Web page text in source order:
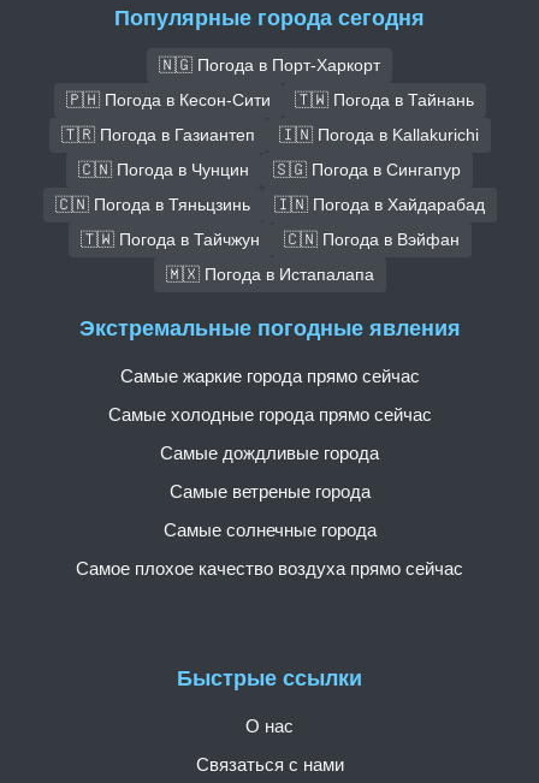
Популярные города сегодня
🇳🇬 Погода в Порт-Харкорт
🇵🇭 Погода в Кесон-Сити
🇹🇼 Погода в Тайнань
🇹🇷 Погода в Газиантеп
🇮🇳 Погода в Kallakurichi
🇨🇳 Погода в Чунцин
🇸🇬 Погода в Сингапур
🇨🇳 Погода в Тяньцзинь
🇮🇳 Погода в Хайдарабад
🇹🇼 Погода в Тайчжун
🇨🇳 Погода в Вэйфан
🇲🇽 Погода в Истапалапа
Быстрые ссылки
О нас
Связаться с нами
Экстремальные погодные явления
Самые жаркие города прямо сейчас
Самые холодные города прямо сейчас
Самые дождливые города
Самые ветреные города
Самые солнечные города
Самое плохое качество воздуха прямо сейчас